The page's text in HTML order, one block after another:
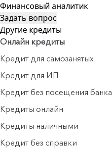
Финансовый аналитик
Задать вопрос
Другие кредиты
Онлайн кредиты
Кредит для самозанятых
Кредит для ИП
Кредит без посещения банка
Кредиты онлайн
Кредиты наличными
Кредит без справки